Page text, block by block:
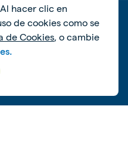
hacer clic en
de cookies como se
de Cookies, o cambie
de Cookies